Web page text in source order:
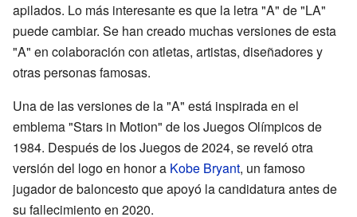
apilados. Lo más interesante es que la letra "A" de "LA"
puede cambiar. Se han creado muchas versiones de esta
"A" en colaboración con atletas, artistas, diseñadores y
otras personas famosas.
Una de las versiones de la "A" está inspirada en el
emblema "Stars in Motion" de los Juegos Olímpicos de
1984. Después de los Juegos de 2024, se reveló otra
versión del logo en honor a Kobe Bryant, un famoso
jugador de baloncesto que apoyó la candidatura antes de
su fallecimiento en 2020.